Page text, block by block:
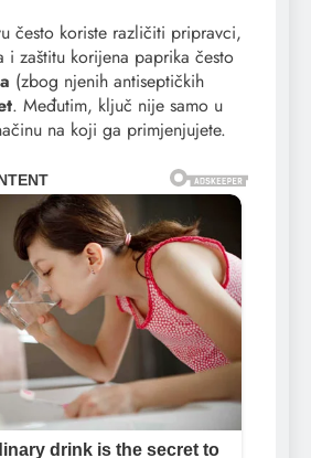
često koriste različiti pripravci,
i zaštitu korijena paprika često
(zbog njenih antiseptičkih
. Međutim, ključ nije samo u
na koji ga primjenjujete.